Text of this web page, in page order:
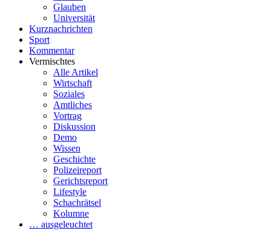
Glauben
Universität
Kurznachrichten
Sport
Kommentar
Vermischtes
Alle Artikel
Wirtschaft
Soziales
Amtliches
Vortrag
Diskussion
Demo
Wissen
Geschichte
Polizeireport
Gerichtsreport
Lifestyle
Schachrätsel
Kolumne
… ausgeleuchtet